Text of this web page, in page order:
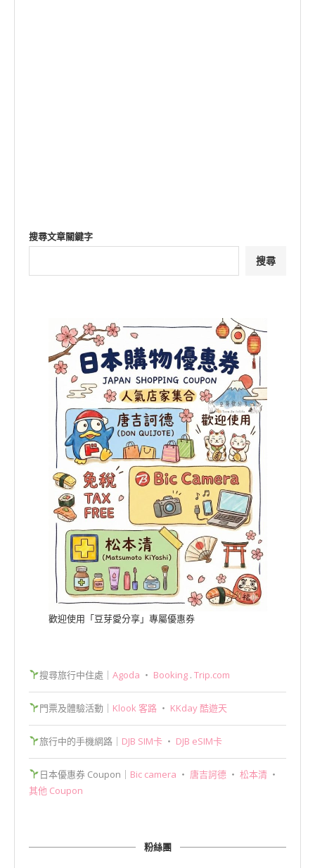
搜尋文章關鍵字
搜尋
歡迎使用「豆芽愛分享」專屬優惠券
搜尋旅行中住處｜ Agoda ‧ Booking. Trip.com
門票及體驗活動｜ Klook 客路‧ KKday 酷遊天
旅行中的手機網路｜ DJB SIM卡‧ DJB eSIM卡
日本優惠券 Coupon｜ Bic camera ‧ 唐吉訶德‧ 松本清‧
其他 Coupon
粉絲團